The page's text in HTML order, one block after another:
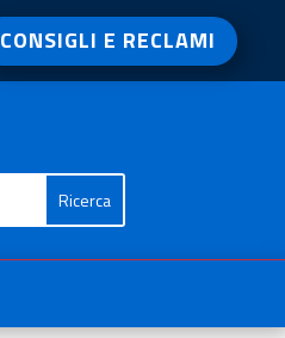
CONSIGLI E RECLAMI